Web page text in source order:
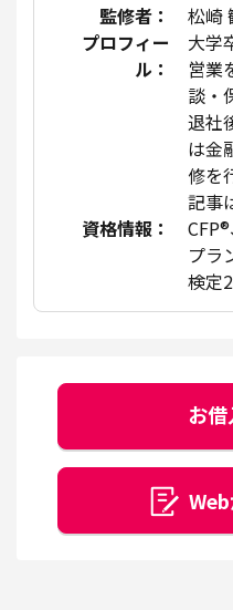
監修者：
松崎
プロフィー
ル：
大学
営業
談・
退社
は金
修を
記事
資格情報：
プラ
検定
お